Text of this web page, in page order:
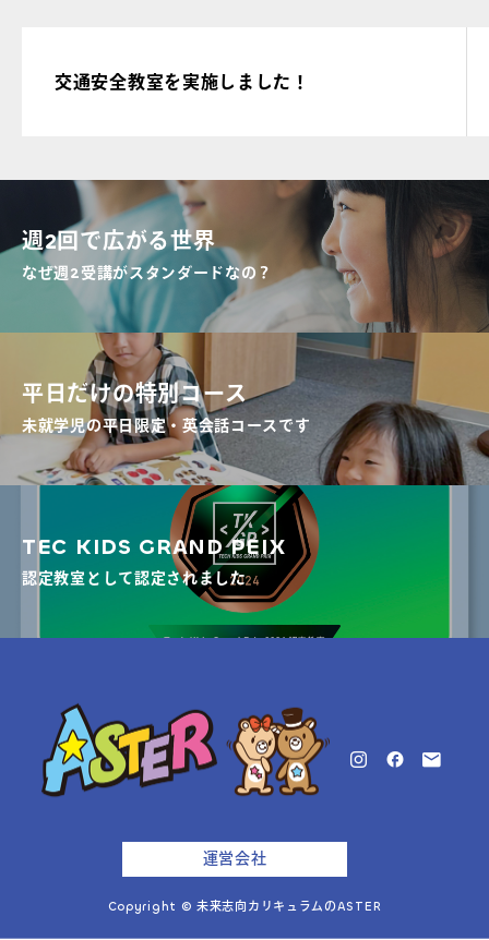
交通安全教室を実施しました！
週2回で広がる世界
なぜ週2受講がスタンダードなの？
平日だけの特別コース
未就学児の平日限定・英会話コースです
TEC KIDS GRAND PEIX
認定教室として認定されました
運営会社
Copyright © 未来志向カリキュラムのASTER